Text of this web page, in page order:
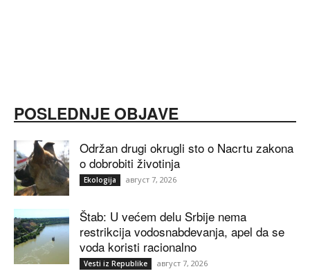
POSLEDNJE OBJAVE
Održan drugi okrugli sto o Nacrtu zakona
o dobrobiti životinja
Ekologija август 7, 2026
Štab: U većem delu Srbije nema
restrikcija vodosnabdevanja, apel da se
voda koristi racionalno
Vesti iz Republike август 7, 2026